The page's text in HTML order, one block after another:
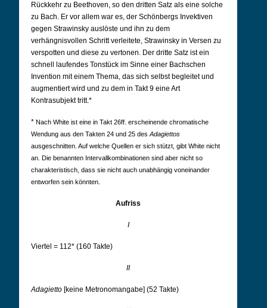
Rückkehr zu Beethoven, so den dritten Satz als eine solche
zu Bach. Er vor allem war es, der Schönbergs Invektiven
gegen Strawinsky auslöste und ihn zu dem
verhängnisvollen Schritt verleitete, Strawinsky in Versen zu
verspotten und diese zu vertonen. Der dritte Satz ist ein
schnell laufendes Tonstück im Sinne einer Bachschen
Invention mit einem Thema, das sich selbst begleitet und
augmentiert wird und zu dem in Takt 9 eine Art
Kontrasubjekt tritt.*
* Nach White ist eine in Takt 26ff. erscheinende chromatische
Wendung aus den Takten 24 und 25 des Adagiettos
ausgeschnitten. Auf welche Quellen er sich stützt, gibt White nicht
an. Die benannten Intervallkombinationen sind aber nicht so
charakteristisch, dass sie nicht auch unabhängig voneinander
entworfen sein könnten.
Aufriss
I
Viertel = 112* (160 Takte)
II
Adagietto [keine Metronomangabe] (52 Takte)